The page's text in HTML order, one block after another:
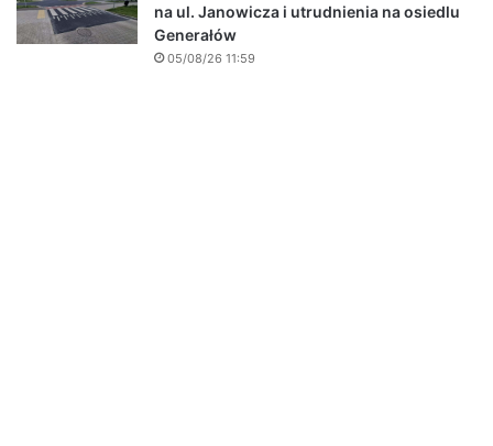
na ul. Janowicza i utrudnienia na osiedlu
Generałów
05/08/26 11:59